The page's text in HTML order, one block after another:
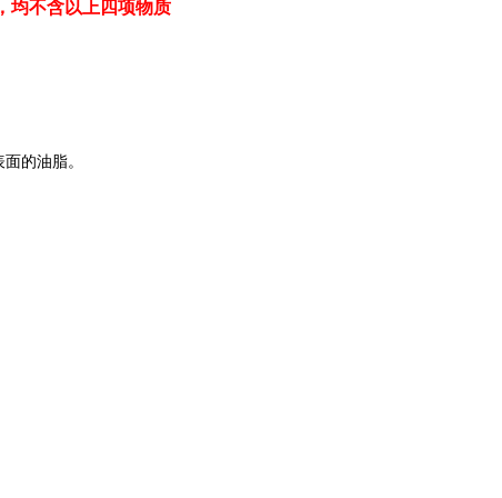
均不含以上四项物质
的油脂。